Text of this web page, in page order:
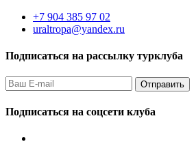
+7 904 385 97 02
uraltropa@yandex.ru
Подписаться на рассылку турклуба
Подписаться на соцсети клуба